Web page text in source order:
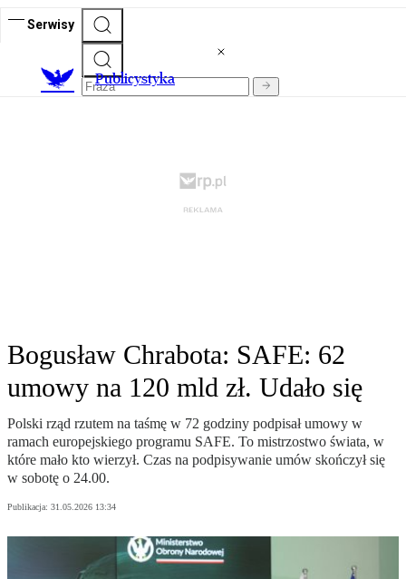
Serwisy
Publicystyka
Bogusław Chrabota: SAFE: 62
umowy na 120 mld zł. Udało się
Polski rząd rzutem na taśmę w 72 godziny podpisał umowy w
ramach europejskiego programu SAFE. To mistrzostwo świata, w
które mało kto wierzył. Czas na podpisywanie umów skończył się
w sobotę o 24.00.
Publikacja: 31.05.2026 13:34